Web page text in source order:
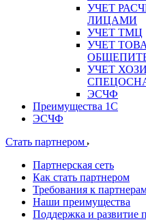
УЧЕТ
ЛИЦАМИ
УЧЕТ ТМЦ
УЧЕТ
УЧЕТ
ЭСЧФ
Преимущества 1С
ЭСЧФ
Стать партнером
Партнерская сеть
Как стать партнером
Требования к
Наши преимущества
Поддержка и развитие